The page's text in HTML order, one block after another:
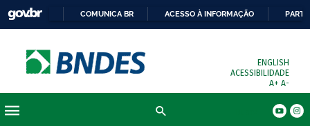
COMUNICA BR ACESSO À INFORMAÇÃO
ENGLISH
ACESSIBILIDADE
A+ A-